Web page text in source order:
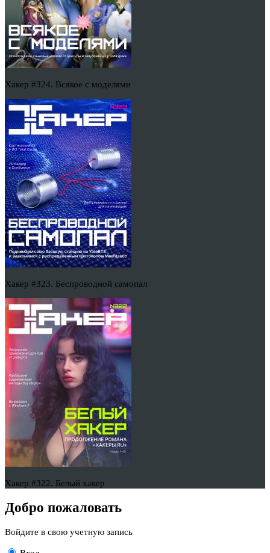
Хакер #324. Всякое с моделями
Хакер #323. Беспроводной самопал
Хакер #322. Белый хакер
Добро пожаловать
Войдите в свою учетную запись